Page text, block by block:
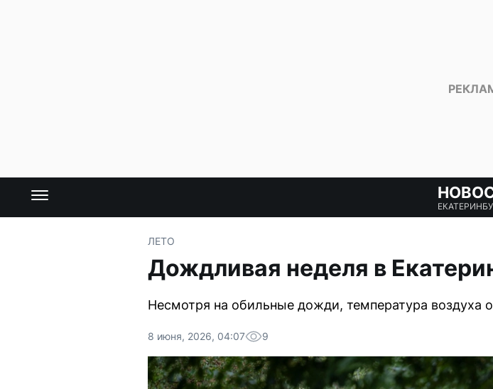
ЛЕТО
Дождливая неделя в
Несмотря на обильные дожди, температура воздуха
8 июня, 2026, 04:07 9